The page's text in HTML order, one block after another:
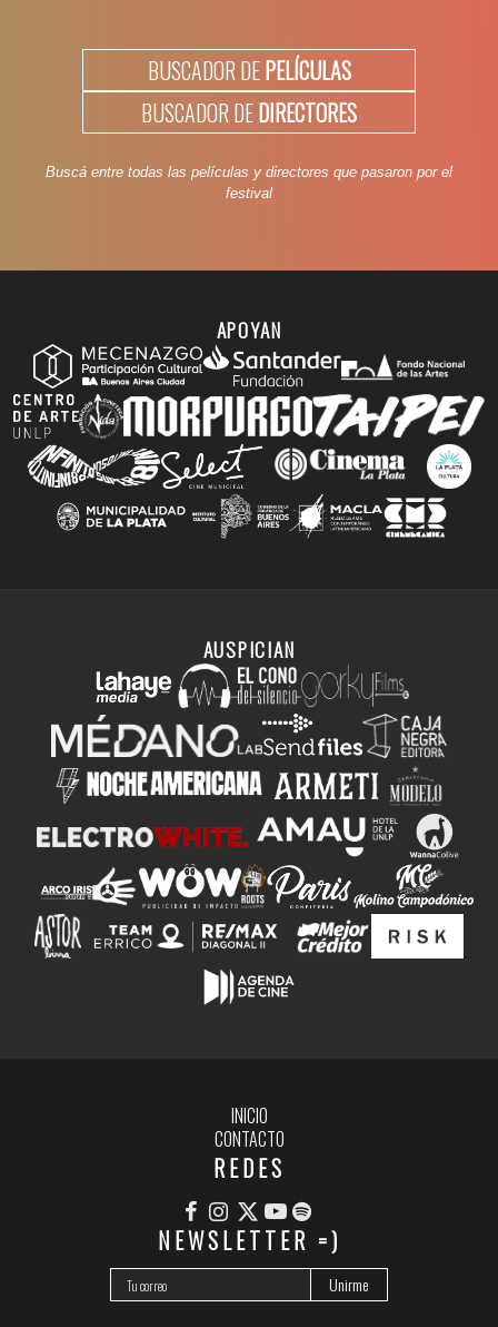
BUSCADOR DEPELÍCULAS
BUSCADOR DEDIRECTORES
Buscá entre todas las películas y directores que pasaron por el
festival
APOYAN
AUSPICIAN
INICIO
CONTACTO
REDES
NEWSLETTER =)